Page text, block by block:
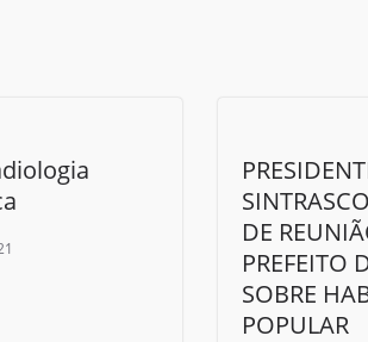
DE
PREFEITO
SOBRE
POPULAR